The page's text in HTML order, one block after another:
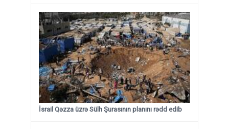
İsrail Qəzza üzrə Sülh Şurasının planını rədd edib